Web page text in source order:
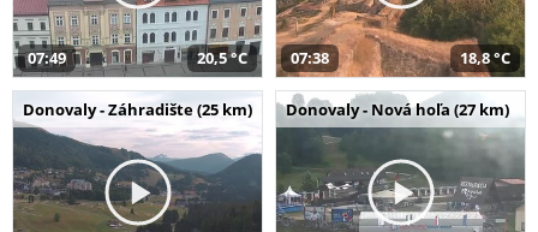
07:49 20,5 °C 07:38 18,8 °C
Donovaly - Záhradište (25 km) Donovaly - Nová hoľa (27 km)